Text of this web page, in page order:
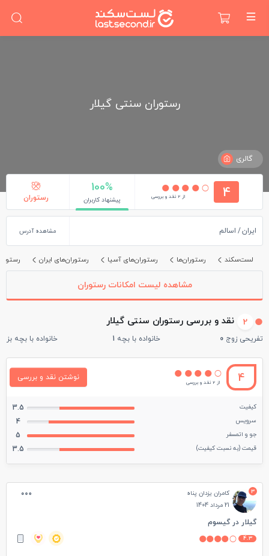
رستوران سنتی گیلار
گالری
4 از 2 نقد و بررسی
100%
پیشنهاد کاربران رستوران
ایران اسالم مشاهده آدرس
لست‌سکند رستوران‌ها رستوران‌های آسیا رستوران‌های ایران
مشاهده لیست امکانات رستوران
2 نقد و بررسی رستوران سنتی گیلار
تفریحی زوج 0 خانواده با بچه 1 خانواده با بچه
4 از 2 نقد و بررسی
نوشتن نقد و بررسی
کیفیت 3.5
سرویس 4
جو و اتمسفر 5
قیمت (به نسبت کیفیت) 3.5
3
کامران یزدان پناه
21 مرداد 1404
گیلار در گیسوم
4.3